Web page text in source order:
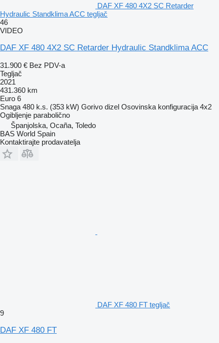
DAF XF 480 4X2 SC Retarder
Hydraulic Standklima ACC tegljač
46
VIDEO
DAF XF 480 4X2 SC Retarder Hydraulic Standklima ACC
31.900 € Bez PDV-a
Tegljač
2021
431.360 km
Euro 6
Snaga 480 k.s. (353 kW) Gorivo dizel Osovinska konfiguracija 4x2
Ogibljenje parabolično
Španjolska, Ocaña, Toledo
BAS World Spain
Kontaktirajte prodavatelja
DAF XF 480 FT tegljač
9
DAF XF 480 FT